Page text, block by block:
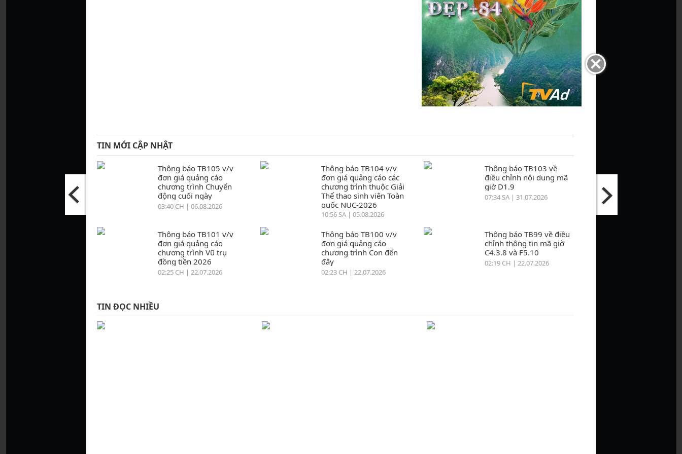
TIN MỚI CẬP NHẬT
Thông báo TB105 v/v
đơn giá quảng cáo
chương trình Chuyển
động cuối ngày
03:40 CH | 06.08.2026
Thông báo TB104 v/v
đơn giá quảng cáo các
chương trình thuộc Giải
Thể thao sinh viên Toàn
quốc NUC-2026
10:56 SA | 05.08.2026
Thông báo TB103 về
điều chỉnh nội dung mã
giờ D1.9
07:34 SA | 31.07.2026
Thông báo TB101 v/v
đơn giá quảng cáo
chương trình Vũ trụ
đồng tiền 2026
02:25 CH | 22.07.2026
Thông báo TB100 v/v
đơn giá quảng cáo
chương trình Con đến
đây
02:23 CH | 22.07.2026
Thông báo TB99 về điều
chỉnh thông tin mã giờ
C4.3.8 và F5.10
02:19 CH | 22.07.2026
TIN ĐỌC NHIỀU